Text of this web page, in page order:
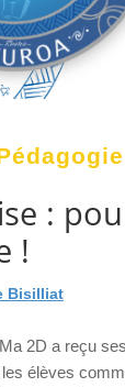
:
!
Bisilliat
2D a reçu
élèves